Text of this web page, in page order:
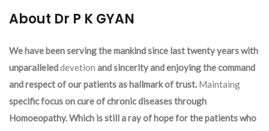
About Dr P K GYAN
We have been serving the mankind since last twenty years with
unparalleleddevetion and sincerity and enjoying the command
and respect of our patients as hallmark of trust. Maintaing
specific focus on cure of chronic diseases through
Homoeopathy. Which is still a ray of hope for the patients who